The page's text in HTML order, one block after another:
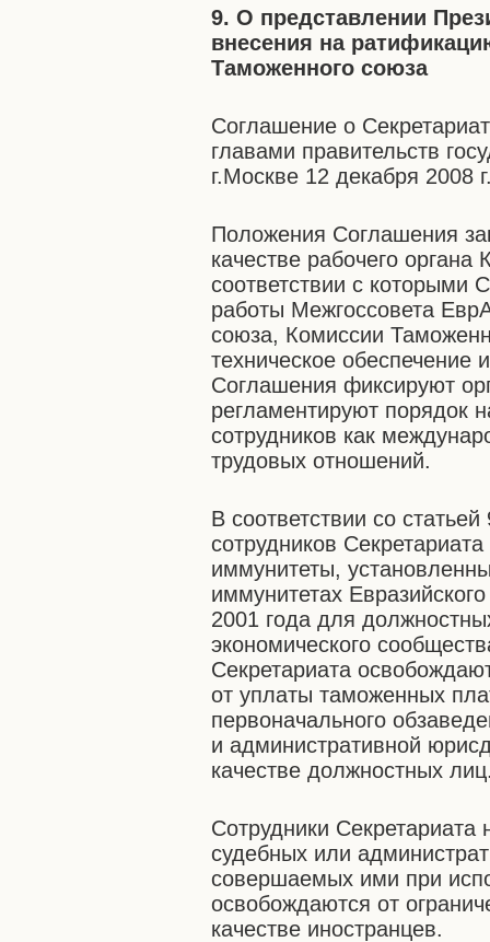
9. О представлении
внесения на
Таможенного союза
Соглашение о
главами правительств
г.Москве 12 декабря 2008
Положения Соглашения
качестве рабочего
соответствии с которыми
работы Межгоссовета
союза, Комиссии
техническое обеспечение
Соглашения фиксируют
регламентируют порядок
сотрудников как
трудовых отношений.
В соответствии со
сотрудников
иммунитеты,
иммунитетах
2001 года для
экономического
Секретариата
от уплаты таможенных
первоначального
и административной
качестве должностных
Сотрудники
судебных или
совершаемых ими при
освобождаются от
качестве иностранцев.